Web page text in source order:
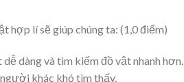
hợp lí sẽ giúp chúng ta: (1,0 điểm)
dễ dàng và tìm kiếm đồ vật nhanh hơn.
khác khó tìm thấy.